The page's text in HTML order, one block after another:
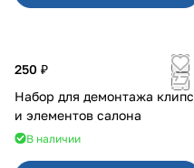
250 ₽
Набор для демонтажа клипс
и элементов салона
В наличии